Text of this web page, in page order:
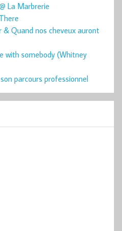
La Marbrerie
Quand nos cheveux auront
with somebody (Whitney
parcours professionnel